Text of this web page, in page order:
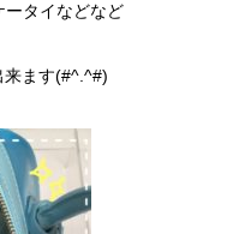
ータイなどなど
来ます(#^.^#)